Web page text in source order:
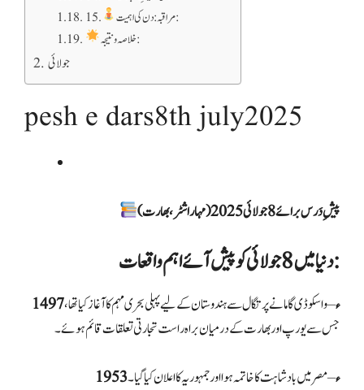
15.
مراقبہ: دن کی اہمیت:
خلاصہ و نتیجہ:
جولائی
pesh e dars8th july2025
پیشِ دَرس برائے 8 جولائی 2025 (مہاراشٹر، بھارت)
دنیا میں 8 جولائی کو پیش آئے اہم واقعات:
1497ء– واسکو ڈی گاما نے پرتگال سے ہندوستان کے لیے پہلی بحری مہم کا آغاز کیا تھا،
جس سے یورپ اور بھارت کے درمیان براہ راست تجارتی تعلقات قائم ہوئے۔
1953ء– مصر میں بادشاہت کا خاتمہ ہوا اور جمہوریہ کا اعلان کیا گیا۔